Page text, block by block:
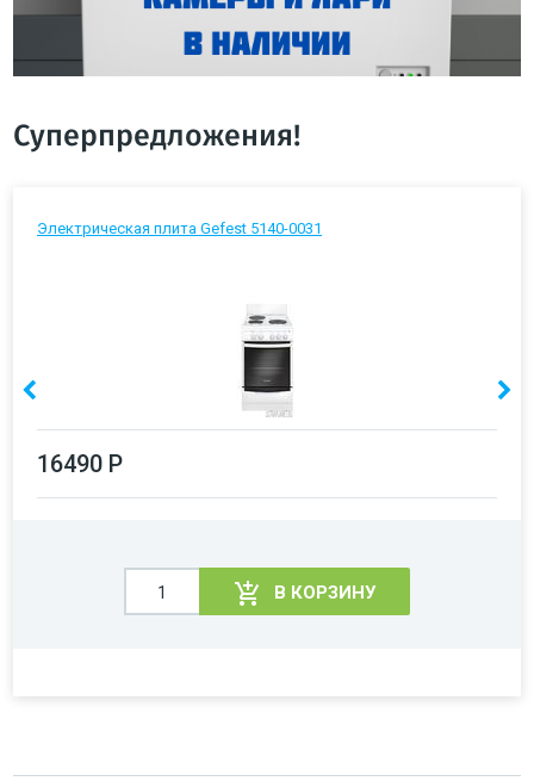
Суперпредложения!
Электрическая плита Gefest 5140-0031
16490 Р
В КОРЗИНУ